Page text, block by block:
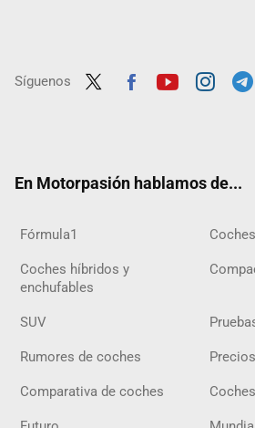
Síguenos
En Motorpasión hablamos de...
Fórmula1
Coches híbridos y
enchufables
SUV
Rumores de coches
Comparativa de coches